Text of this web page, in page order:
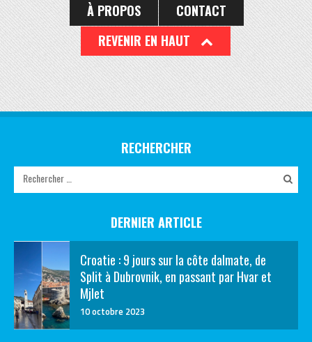
À PROPOS
CONTACT
REVENIR EN HAUT
RECHERCHER
DERNIER ARTICLE
Croatie : 9 jours sur la côte dalmate, de
Split à Dubrovnik, en passant par Hvar et
Mjlet
10 octobre 2023